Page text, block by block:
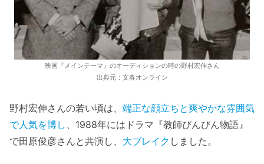
映画『メインテーマ』のオーディションの時の野村宏伸さん
出典元：文春オンライン
野村宏伸さんの若い頃は、 端正な顔立ちと爽やかな雰囲気
で人気を博し 、1988年にはドラマ『教師びんびん物語』
で田原俊彦さんと共演し、 大ブレイク しました。